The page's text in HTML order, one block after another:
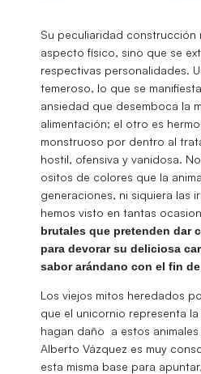
Su peculiaridad construcción
aspecto físico, sino que se
respectivas personalidades.
temeroso, lo que se
ansiedad que desemboca la
alimentación; el otro es
monstruoso por dentro al
hostil, ofensiva y vanidosa.
ositos de colores que la
generaciones, ni siquiera las
hemos visto en tantas
brutales que pretenden dar
para devorar su deliciosa
sabor arándano con el fin
Los viejos mitos heredados
que el unicornio representa
hagan daño a estos
Alberto Vázquez es muy
esta misma base para